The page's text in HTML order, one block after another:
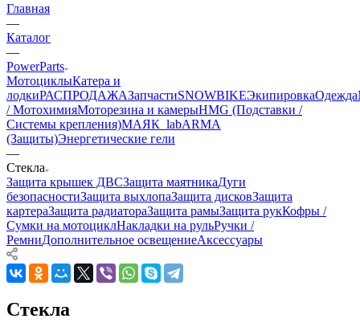
Главная
—
Каталог
—
PowerParts
МотоциклыКатера и
лодкиРАСПРОДАЖАЗапчастиSNOWBIKEЭкипировкаОдежда
/ МотохимияМоторезина и камерыHMG (Подставки /
Системы крепления)МАЯК_labARMA
(Защиты)Энергетические гели
—
Стекла
Защита крышек ДВСЗащита маятникаДуги
безопасностиЗащита выхлопаЗащита дисковЗащита
картераЗащита радиатораЗащита рамыЗащита рукКофры /
Сумки на мотоциклНакладки на рульРучки /
РемниДополнительное освещениеАксессуары
Стекла